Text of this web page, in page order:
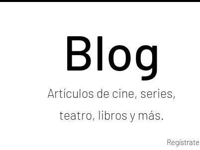
Blog
Artículos de cine, series,
teatro, libros y más.